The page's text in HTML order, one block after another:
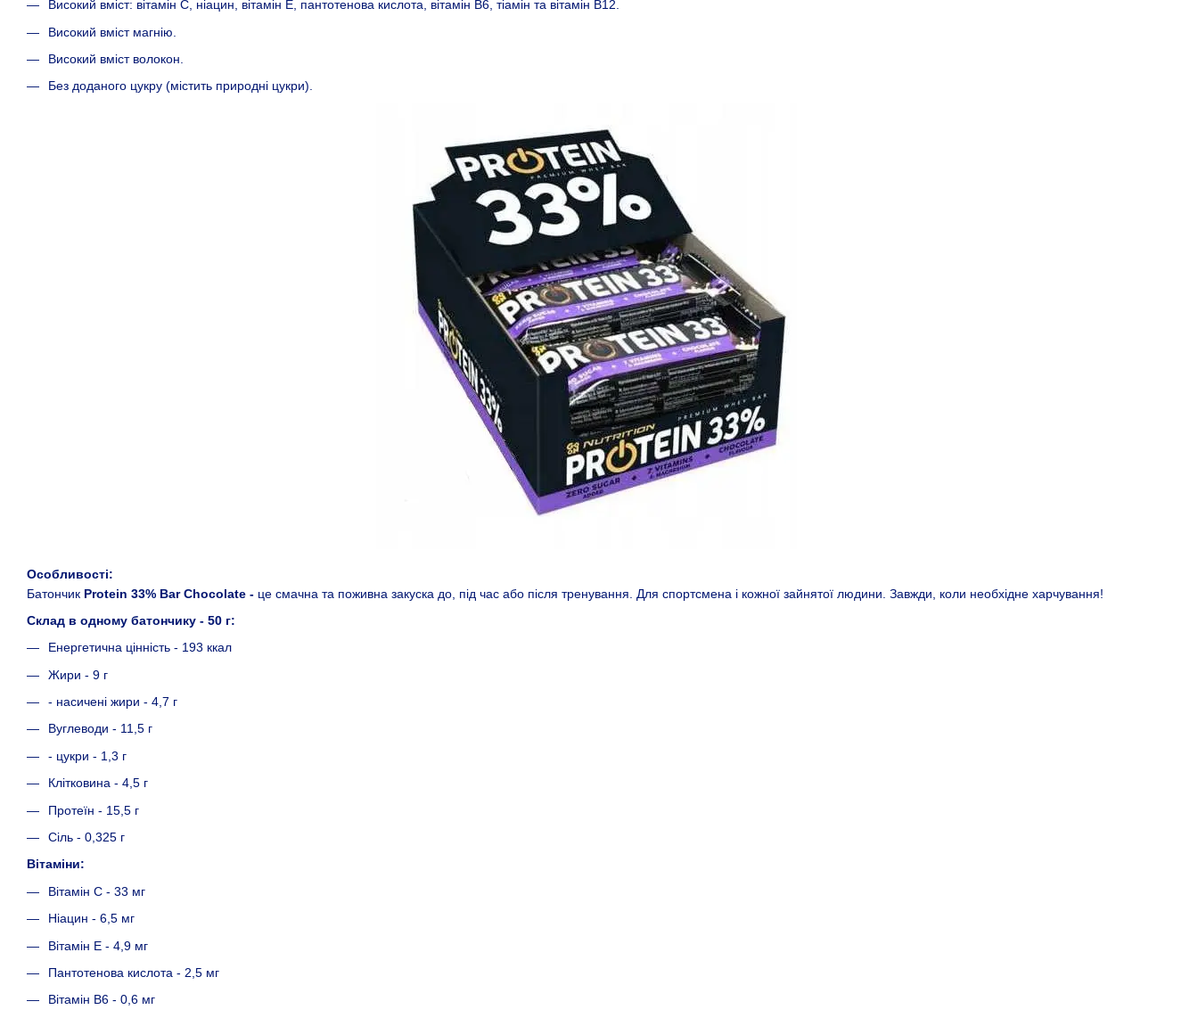
Високий вміст: вітамін С, ніацин, вітамін Е, пантотенова кислота, вітамін В6, тіамін та вітамін В12.
Високий вміст магнію.
Високий вміст волокон.
Без доданого цукру (містить природні цукри).
Особливості:
Батончик Protein 33% Bar Chocolate - це смачна та поживна закуска до, під час або після тренування. Для спортсмена і кожної зайнятої людини. Завжди, коли необхідне харчування!
Склад в одному батончику - 50 г:
Енергетична цінність - 193 ккал
Жири - 9 г
- насичені жири - 4,7 г
Вуглеводи - 11,5 г
- цукри - 1,3 г
Клітковина - 4,5 г
Протеїн - 15,5 г
Сіль - 0,325 г
Вітаміни:
Вітамін С - 33 мг
Ніацин - 6,5 мг
Вітамін Е - 4,9 мг
Пантотенова кислота - 2,5 мг
Вітамін B6 - 0,6 мг